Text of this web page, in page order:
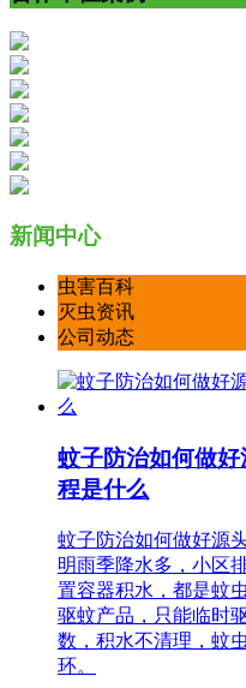
新闻中心
虫害百科
灭虫资讯
公司动态
蚊子防治如何做
程是什么
蚊子防治如何做好源
明雨季降水多，小区
置容器积水，都是蚊
驱蚊产品，只能临时
数，积水不清理，蚊
环。